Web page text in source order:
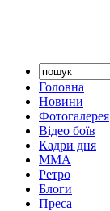
Головна
Новини
Фотогалерея
Відео боїв
Кадри дня
ММА
Ретро
Блоги
Преса